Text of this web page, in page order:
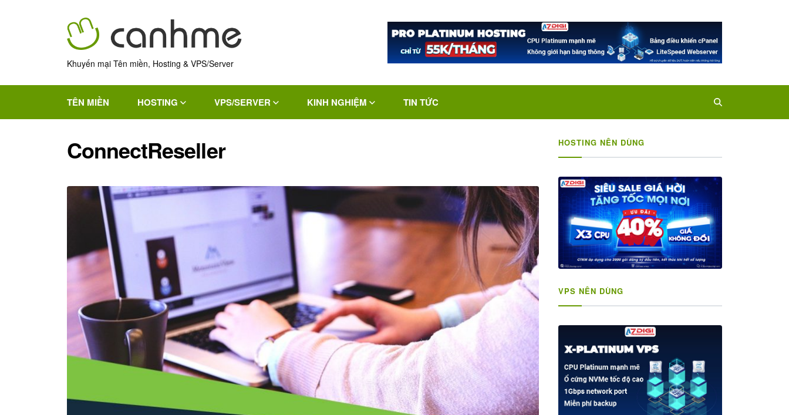
Khuyến mại Tên miền, Hosting & VPS/Server
TÊN MIỀN HOSTING VPS/SERVER KINH NGHIỆM TIN TỨC
ConnectReseller HOSTING NÊN DÙNG
VPS NÊN DÙNG